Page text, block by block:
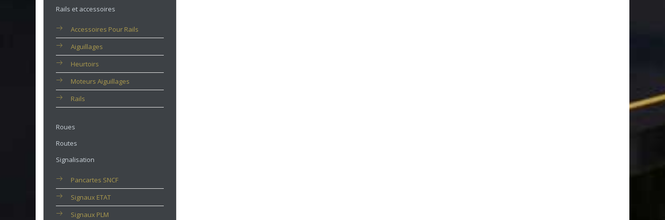
Rails et accessoires
Accessoires Pour Rails
Aiguillages
Heurtoirs
Moteurs Aiguillages
Rails
Roues
Routes
Signalisation
Pancartes SNCF
Signaux ETAT
Signaux PLM